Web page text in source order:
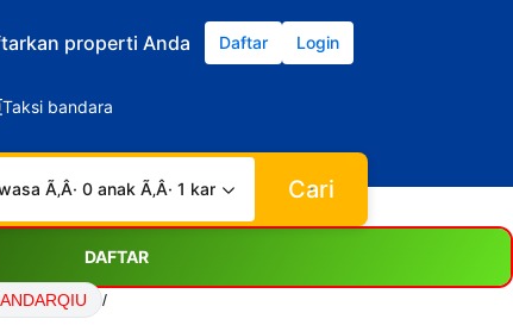
properti Anda Daftar Login
Taksi bandara
Ã‚Â· 0 anak Ã‚Â· 1 kamar Cari
DAFTAR
/